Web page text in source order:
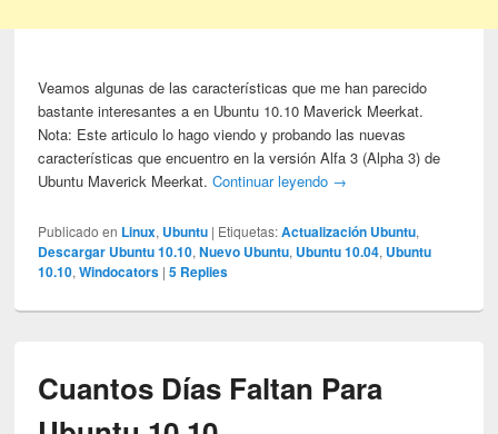
Veamos algunas de las características que me han parecido
bastante interesantes a en Ubuntu 10.10 Maverick Meerkat.
Nota: Este articulo lo hago viendo y probando las nuevas
características que encuentro en la versión Alfa 3 (Alpha 3) de
Ubuntu Maverick Meerkat.Continuar leyendo →
Publicado en Linux, Ubuntu | Etiquetas: Actualización Ubuntu,
Descargar Ubuntu 10.10,Nuevo Ubuntu, Ubuntu 10.04, Ubuntu
10.10,Windocators |5 Replies
Cuantos Días Faltan Para